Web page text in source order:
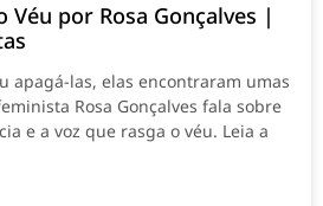
Véu por Rosa Gonçalves |
apagá-las, elas encontraram umas
Rosa Gonçalves fala sobre
e a voz que rasga o véu. Leia a